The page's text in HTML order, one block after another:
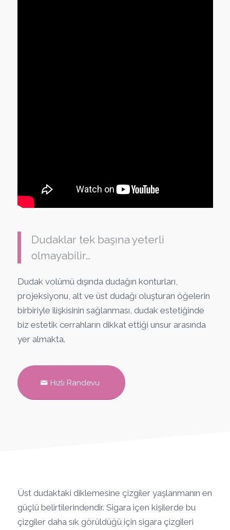
Dudaklar tek başına yeterli
olmayabilir…
Dudak volümü dışında dudağın konturları,
projeksiyonu, alt ve üst dudağı oluşturan öğelerin
birbiriyle ilişkisinin sağlanması, dudak estetiğinde
biz estetik cerrahların dikkat ettiği unsur arasında
yer almakta.
Hızlı Randevu
Üst dudaktaki diklemesine çizgiler yaşlanmanın en
güçlü belirtilerindendir. Sigara içen kişilerde bu
çizgiler daha sık görüldüğü için sigara çizgileri